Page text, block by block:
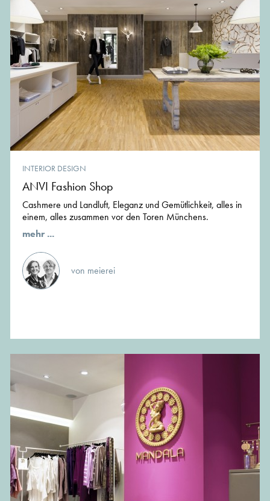
INTERIOR DESIGN
ANVI Fashion Shop
Cashmere und Landluft, Eleganz und Gemütlichkeit, alles in
einem, alles zusammen vor den Toren Münchens.
mehr ...
von meierei